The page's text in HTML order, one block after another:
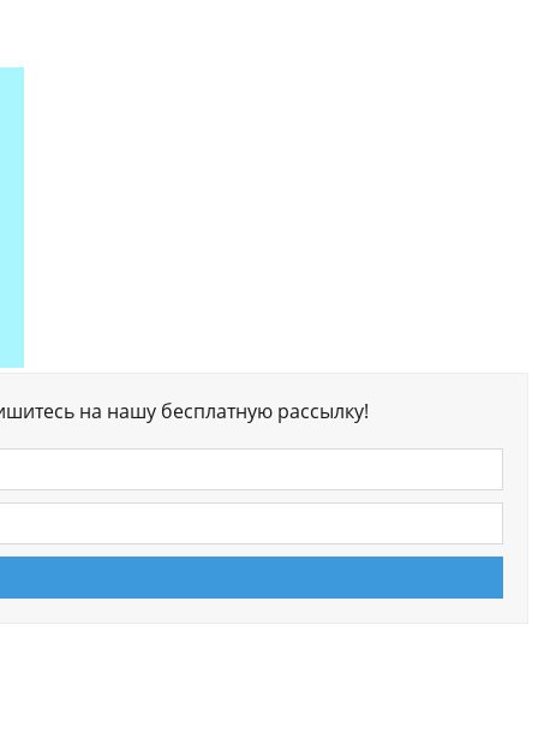
на нашу бесплатную рассылку!